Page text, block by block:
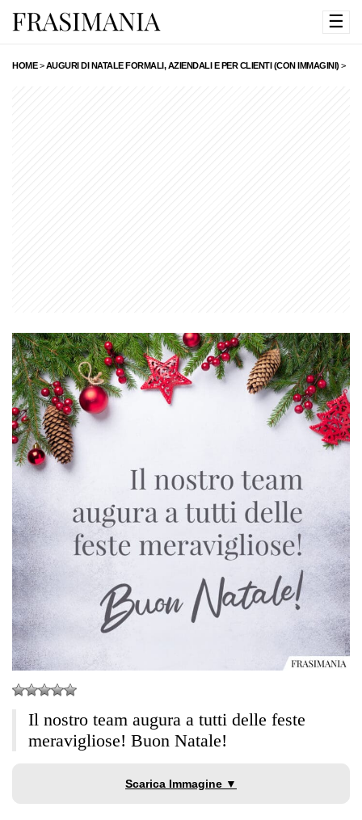
☰
HOME>AUGURI DI NATALE FORMALI, AZIENDALI E PER CLIENTI (CON IMMAGINI) >
Il nostro team augura a tutti delle feste
meravigliose! Buon Natale!
Scarica Immagine ▼